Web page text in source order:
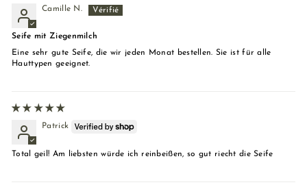
Camille N.
Seife mit Ziegenmilch
Eine sehr gute Seife, die wir jeden Monat bestellen. Sie ist für alle
Hauttypen geeignet.
Patrick
Total geil! Am liebsten würde ich reinbeißen, so gut riecht die Seife